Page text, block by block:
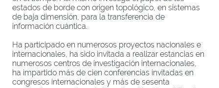
estados de borde con origen topológico, en sistemas
de baja dimensión, para la transferencia de
información cuántica.
Ha participado en numerosos proyectos nacionales e
internacionales, ha sido invitada a realizar estancias en
numerosos centros de investigación internacionales,
ha impartido más de cien conferencias invitadas en
congresos internacionales y más de sesenta